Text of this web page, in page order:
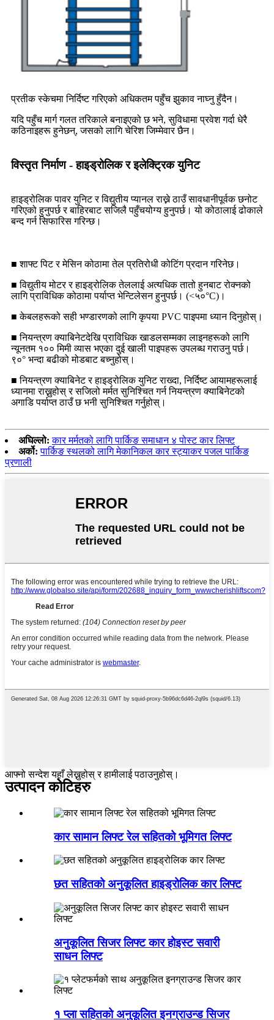
प्रतीक स्केचमा निर्दिष्ट गरिएको अधिकतम पहुँच झुकाव नाघ्नु हुँदैन।
यदि पहुँच मार्ग गलत तरिकाले बनाइएको छ भने, सुविधामा प्रवेश गर्दा धेरै
कठिनाइहरू हुनेछन्, जसको लागि चेरिश जिम्मेवार छैन।
विस्तृत निर्माण - हाइड्रोलिक र इलेक्ट्रिक युनिट
हाइड्रोलिक पावर युनिट र विद्युतीय प्यानल राख्ने ठाउँ सावधानीपूर्वक छनोट
गरिएको हुनुपर्छ र बाहिरबाट सजिलै पहुँचयोग्य हुनुपर्छ। यो कोठालाई ढोकाले
बन्द गर्न सिफारिस गरिन्छ।
■ शाफ्ट पिट र मेसिन कोठामा तेल प्रतिरोधी कोटिंग प्रदान गरिनेछ।
■ विद्युतीय मोटर र हाइड्रोलिक तेललाई अत्यधिक तातो हुनबाट रोक्नको
लागि प्राविधिक कोठामा पर्याप्त भेन्टिलेसन हुनुपर्छ। (<५०°C)।
■ केबलहरूको सही भण्डारणको लागि कृपया PVC पाइपमा ध्यान दिनुहोस्।
■ नियन्त्रण क्याबिनेटदेखि प्राविधिक खाडलसम्मका लाइनहरूको लागि
न्यूनतम १०० मिमी व्यास भएका दुई खाली पाइपहरू उपलब्ध गराउनु पर्छ।
९०° भन्दा बढीको मोडबाट बच्नुहोस्।
■ नियन्त्रण क्याबिनेट र हाइड्रोलिक युनिट राख्दा, निर्दिष्ट आयामहरूलाई
ध्यानमा राख्नुहोस् र सजिलो मर्मत सुनिश्चित गर्न नियन्त्रण क्याबिनेटको
अगाडि पर्याप्त ठाउँ छ भनी सुनिश्चित गर्नुहोस्।
अघिल्लो: कार मर्मतको लागि पार्किङ समाधान ४ पोस्ट कार लिफ्ट
अर्को: पार्किङ स्थलको लागि मेकानिकल कार स्ट्याकर पजल पार्किङ
प्रणाली
आफ्नो सन्देश यहाँ लेख्नुहोस् र हामीलाई पठाउनुहोस्।
उत्पादन कोटिहरु
कार सामान लिफ्ट रेल सहितको भूमिगत लिफ्ट
छत सहितको अनुकूलित हाइड्रोलिक कार लिफ्ट
अनुकूलित सिजर लिफ्ट कार होइस्ट सवारी
साधन लिफ्ट
१ प्ला सहितको अनुकूलित इनग्राउन्ड सिजर